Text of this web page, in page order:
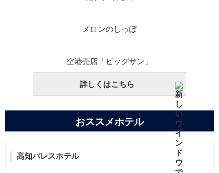
メロンのしっぽ
空港売店「ビッグサン」
詳しくはこちら
おススメホテル
高知パレスホテル